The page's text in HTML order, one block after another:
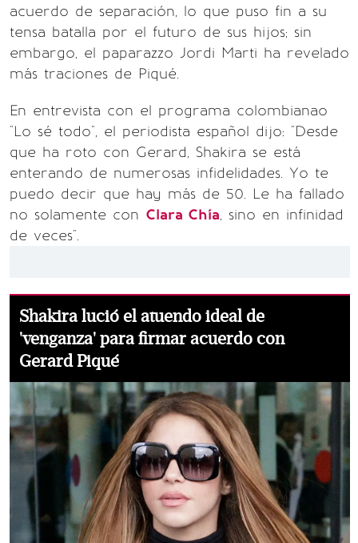
acuerdo de separación, lo que puso fin a su
tensa batalla por el futuro de sus hijos; sin
embargo, el paparazzo Jordi Marti ha revelado
más traciones de Piqué.
En entrevista con el programa colombianao
"Lo sé todo", el periodista español dijo: "Desde
que ha roto con Gerard, Shakira se está
enterando de numerosas infidelidades. Yo te
puedo decir que hay más de 50. Le ha fallado
no solamente con Clara Chía, sino en infinidad
de veces".
Shakira lució el atuendo ideal de
'venganza' para firmar acuerdo con
Gerard Piqué